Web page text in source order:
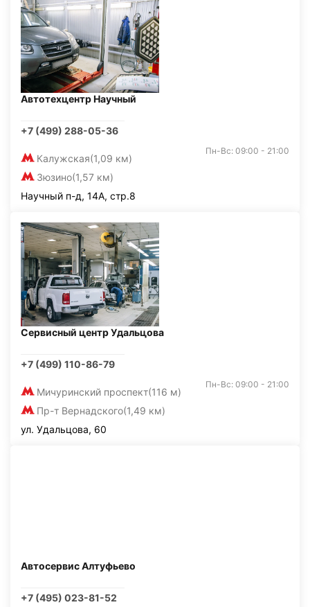
Автотехцентр Научный
+7 (499) 288-05-36
Калужская(1,09 км)
Зюзино(1,57 км)
Пн-Вс: 09:00 - 21:00
Научный п-д, 14А, стр.8
Сервисный центр Удальцова
+7 (499) 110-86-79
Мичуринский проспект(116 м)
Пр-т Вернадского(1,49 км)
Пн-Вс: 09:00 - 21:00
ул. Удальцова, 60
Автосервис Алтуфьево
+7 (495) 023-81-52